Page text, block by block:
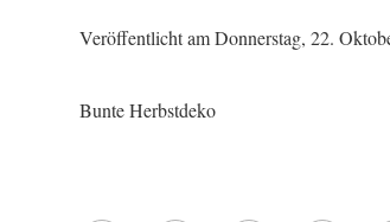
Veröffentlicht am Donnerstag, 22.
Bunte Herbstdeko